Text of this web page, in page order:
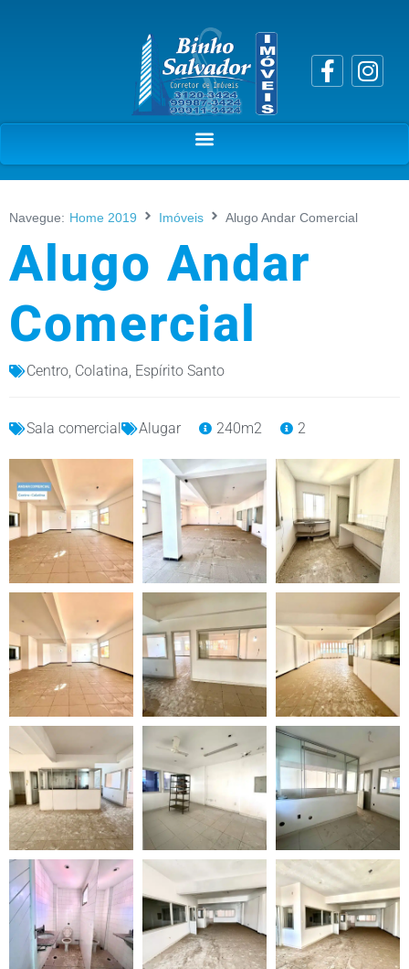
Navegue: Home 2019 Imóveis Alugo Andar Comercial
Alugo Andar
Comercial
Centro, Colatina, Espírito Santo
Sala comercial Alugar 240m2 2